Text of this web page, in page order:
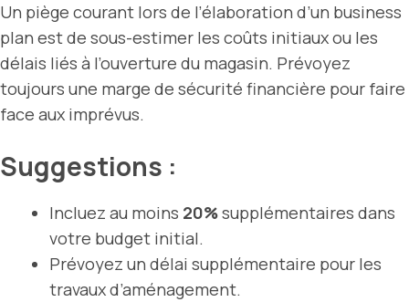
Un piège courant lors de l’élaboration d’un business
plan est de sous-estimer les coûts initiaux ou les
délais liés à l’ouverture du magasin. Prévoyez
toujours une marge de sécurité financière pour faire
face aux imprévus.
Suggestions :
Incluez au moins 20%supplémentaires dans
votre budget initial.
Prévoyez un délai supplémentaire pour les
travaux d’aménagement.